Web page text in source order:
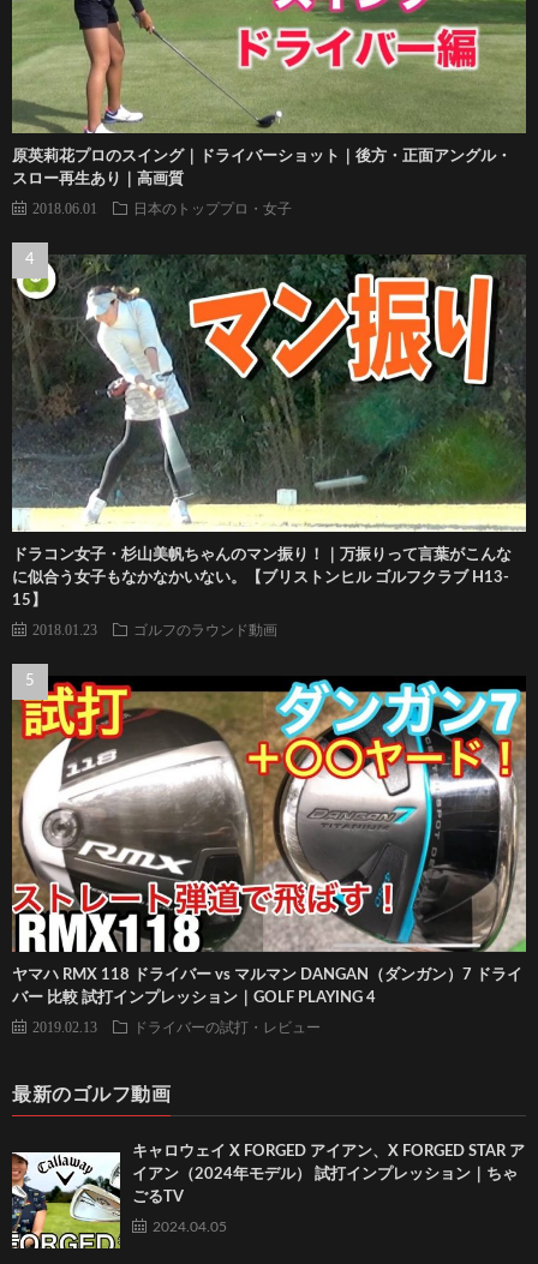
原英莉花プロのスイング｜ドライバーショット｜後方・正面アングル・
スロー再生あり｜高画質
2018.06.01 日本のトッププロ・女子
ドラコン女子・杉山美帆ちゃんのマン振り！｜万振りって言葉がこんな
に似合う女子もなかなかいない。【ブリストンヒル ゴルフクラブ H13-
15】
2018.01.23 ゴルフのラウンド動画
ヤマハ RMX 118 ドライバー vs マルマン DANGAN（ダンガン）7 ドライ
バー 比較 試打インプレッション｜GOLF PLAYING 4
2019.02.13 ドライバーの試打・レビュー
最新のゴルフ動画
キャロウェイ X FORGED アイアン、X FORGED STAR ア
イアン（2024年モデル） 試打インプレッション｜ちゃ
ごるTV
2024.04.05